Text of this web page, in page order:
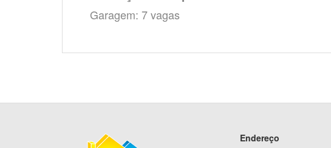
Garagem: 7 vagas
Endereço